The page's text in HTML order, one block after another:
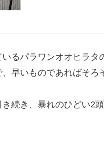
るパラワンオオヒラタ
早いものであればそろ
続き、暴れのひどい2